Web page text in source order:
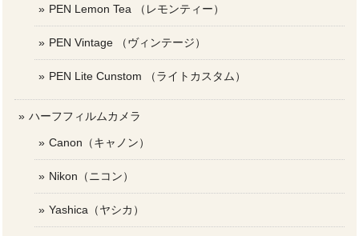
PEN Lemon Tea （レモンティー）
PEN Vintage （ヴィンテージ）
PEN Lite Cunstom （ライトカスタム）
ハーフフィルムカメラ
Canon（キャノン）
Nikon（ニコン）
Yashica（ヤシカ）